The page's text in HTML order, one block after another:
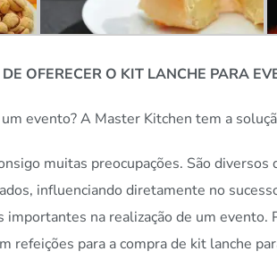
OFERECER O KIT LANCHE PARA
evento? A Master Kitchen tem a
muitas preocupações. São
influenciando diretamente no
importantes na realização de um evento.
refeições para a compra de kit lanche